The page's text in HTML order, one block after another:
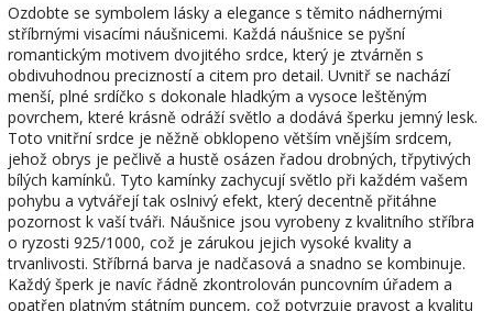
Ozdobte se symbolem lásky a elegance s těmito nádhernými
stříbrnými visacími náušnicemi. Každá náušnice se pyšní
romantickým motivem dvojitého srdce, který je ztvárněn s
obdivuhodnou precizností a citem pro detail. Uvnitř se nachází
menší, plné srdíčko s dokonale hladkým a vysoce leštěným
povrchem, které krásně odráží světlo a dodává šperku jemný lesk.
Toto vnitřní srdce je něžně obklopeno větším vnějším srdcem,
jehož obrys je pečlivě a hustě osázen řadou drobných, třpytivých
bílých kamínků. Tyto kamínky zachycují světlo při každém vašem
pohybu a vytvářejí tak oslnivý efekt, který decentně přitáhne
pozornost k vaší tváři. Náušnice jsou vyrobeny z kvalitního stříbra
o ryzosti 925/1000, což je zárukou jejich vysoké kvality a
trvanlivosti. Stříbrná barva je nadčasová a snadno se kombinuje.
Každý šperk je navíc řádně zkontrolován puncovním úřadem a
opatřen platným státním puncem, což potvrzuje pravost a kvalitu